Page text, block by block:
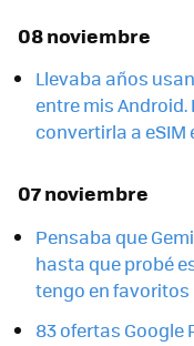
08 noviembre
Llevaba años
entre mis
convertirla a eSIM
07 noviembre
Pensaba que
hasta que probé
tengo en favoritos
83 ofertas Google